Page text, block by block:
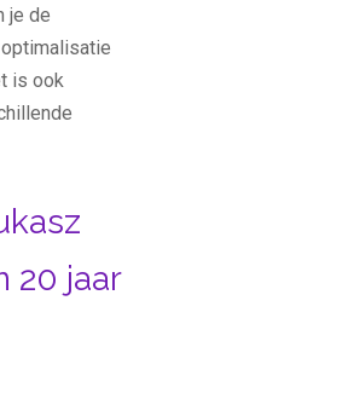
je de
optimalisatie
is ook
20 jaar